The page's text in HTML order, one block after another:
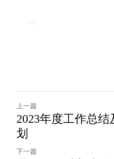
上一篇
2023年度工作总结
划
下一篇